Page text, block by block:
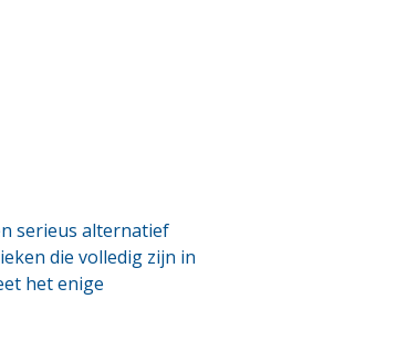
serieus alternatief
die volledig zijn in
het enige